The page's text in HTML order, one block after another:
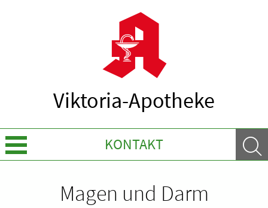
Viktoria-Apotheke
KONTAKT
Magen und Darm